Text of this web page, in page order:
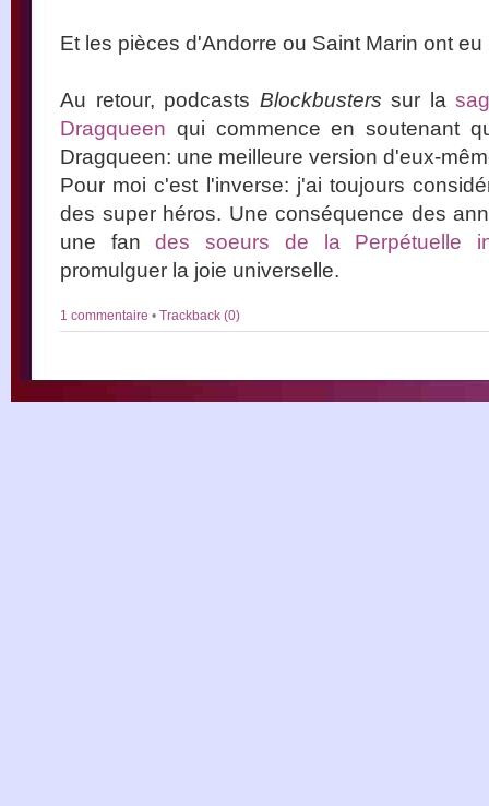
Et les pièces d'Andorre ou Saint Marin ont
Au retour, podcasts Blockbusters sur la
Dragqueen qui commence en soutenant
Dragqueen: une meilleure version d'eux-
Pour moi c'est l'inverse: j'ai toujours
des super héros. Une conséquence des
une fandes soeurs de la Perpétuelle
promulguer la joie universelle.
1 commentaire • Trackback (0)